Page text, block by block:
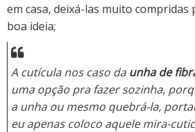
em casa, deixá-las muito compridas
boa ideia;
A cutícula nos caso da unha de
uma opção pra fazer sozinha,
a unha ou mesmo quebrá-la,
eu apenas coloco aquele mira-